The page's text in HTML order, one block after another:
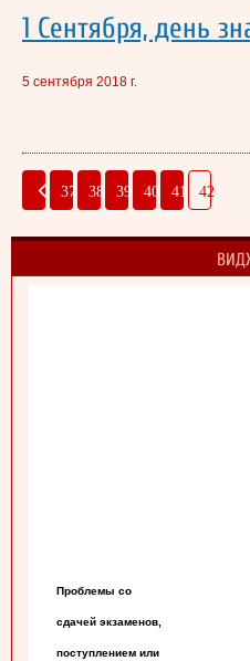
1 Сентября, день
5 сентября 2018 г.
37 38 39 40 41 42
Проблемы со
сдачей экзаменов,
поступлением или